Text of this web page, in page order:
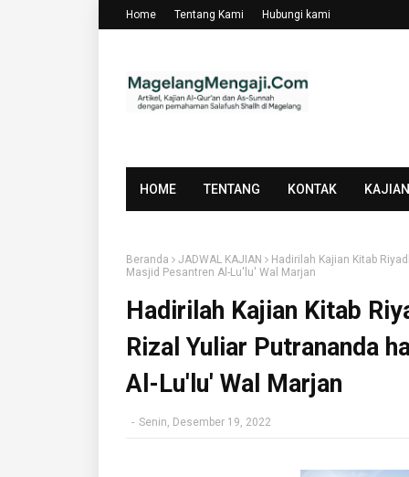
Home Tentang Kami Hubungi kami
HOME TENTANG KONTAK KAJIAN
Beranda JADWAL KAJIAN
Hadirilah Kajian Kitab
Masjid Pesantren Al-Lu'lu' Wal Marjan
Hadirilah Kajian Kitab
Rizal Yuliar Putrananda
Al-Lu'lu' Wal Marjan
- Senin, Desember 19, 2022